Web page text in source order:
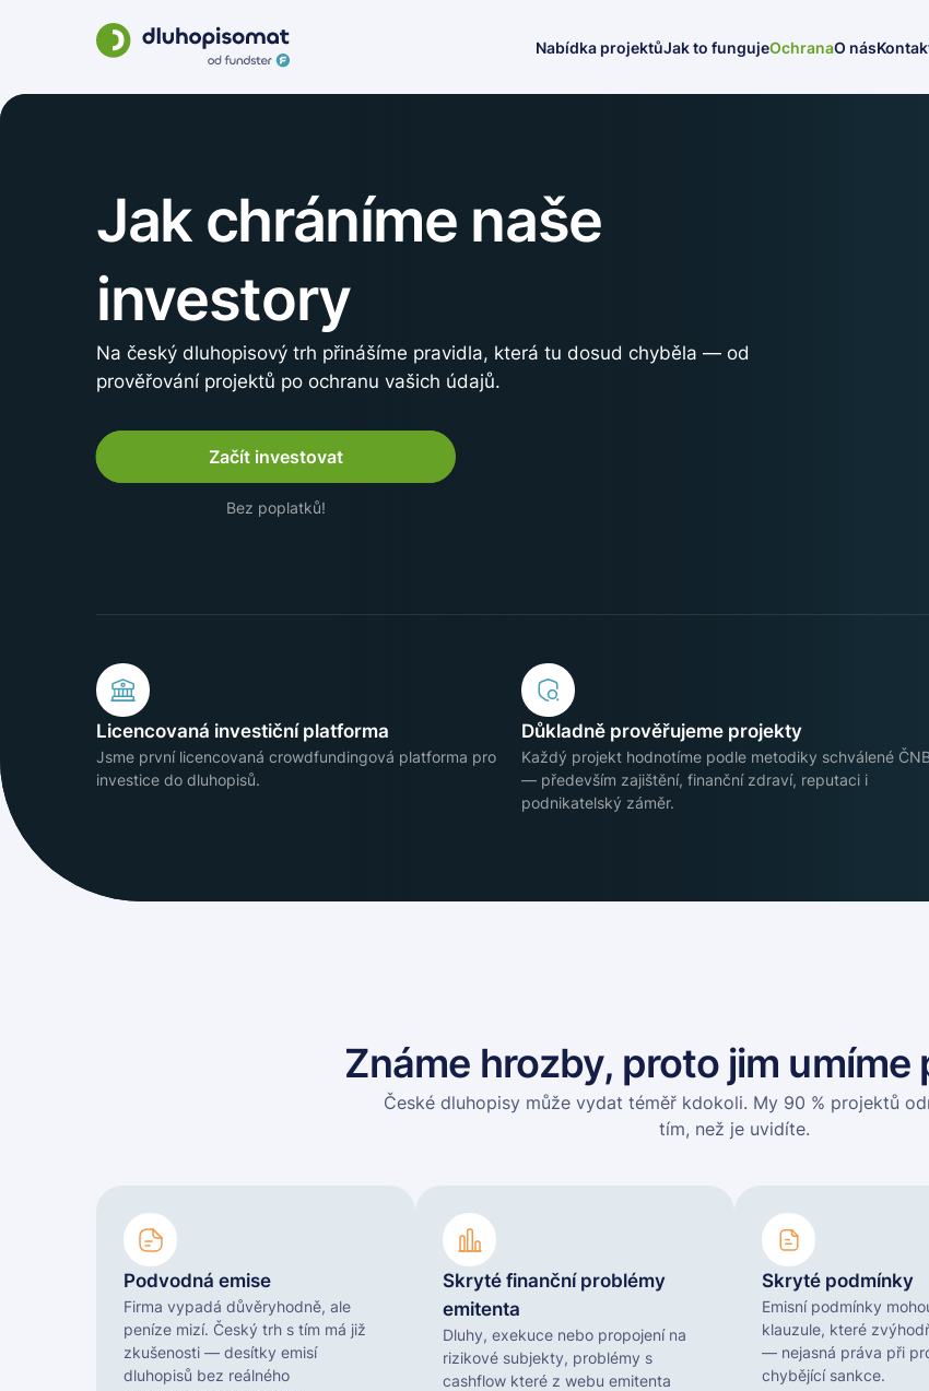
Nabídka projektůJak to fungujeOchranaO nás
Jak chráníme naše
investory
Na český dluhopisový trh přinášíme pravidla, která tu dosud chyběla — od
prověřování projektů po ochranu vašich údajů.
Začít investovat
Bez poplatků!
Licencovaná investiční platforma
Jsme první licencovaná crowdfundingová platforma pro
investice do dluhopisů.
Důkladně prověřujeme projekty
Každý projekt hodnotíme podle metodiky schválené
— především zajištění, finanční zdraví, reputaci i
podnikatelský záměr.
Známe hrozby, proto jim umíme
České dluhopisy může vydat téměř kdokoli. My 90 % projektů
tím, než je uvidíte.
Podvodná emise
Firma vypadá důvěryhodně, ale
peníze mizí. Český trh s tím má již
zkušenosti — desítky emisí
dluhopisů bez reálného
Skryté finanční problémy
emitenta
Dluhy, exekuce nebo propojení na
rizikové subjekty, problémy s
cashflow které z webu emitenta
Skryté podmínky
Emisní podmínky
klauzule, které
— nejasná práva při
chybějící sankce.